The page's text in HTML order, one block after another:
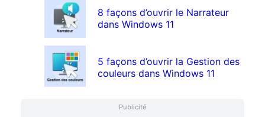
8 façons d’ouvrir le Narrateur
dans Windows 11
5 façons d’ouvrir la Gestion des
couleurs dans Windows 11
Publicité